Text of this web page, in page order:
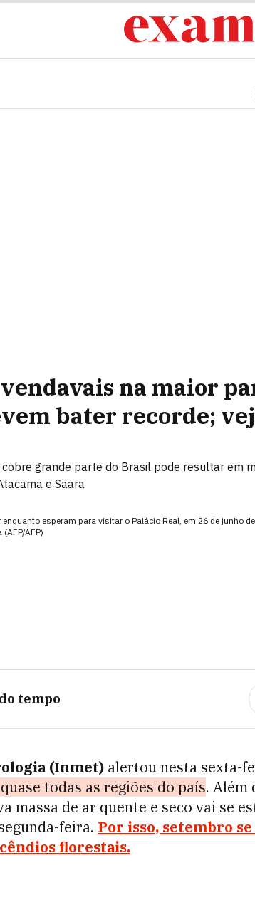
na maior
bater recorde;
grande parte do Brasil pode resultar em
e Saara
esperam para visitar o Palácio Real, em 26 de junho
AFP)
tempo
(Inmet) alertou nesta sexta-
todas as regiões do país. Além
massa de ar quente e seco vai se
feira. Por isso, setembro
florestais.